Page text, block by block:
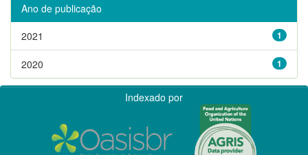
Ano de publicação
1
2021
1
2020
Indexado por